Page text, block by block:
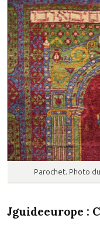
Parochet. Photo
Jguideeurope :